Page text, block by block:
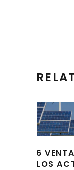
6
LOS